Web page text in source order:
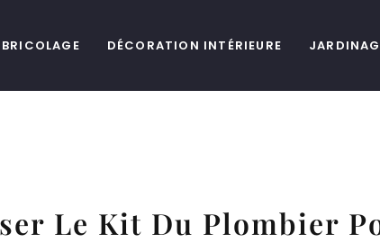
BRICOLAGE DÉCORATION INTÉRIEURE
Le Kit Du Plombier